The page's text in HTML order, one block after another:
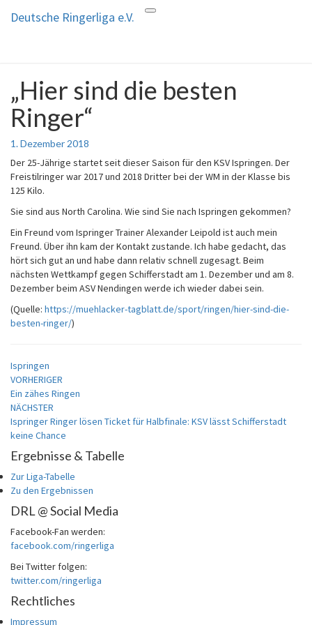
Toggle
Deutsche Ringerliga e.V.
Deutsche Ringerliga e.V.
„Hier
sind
die
besten
Ringer“
„Hier sind die besten
Ringer“
1. Dezember 2018
Der 25-Jährige startet seit dieser Saison für den KSV Ispringen. Der
Freistilringer war 2017 und 2018 Dritter bei der WM in der Klasse bis
125 Kilo.
Sie sind aus North Carolina. Wie sind Sie nach Ispringen gekommen?
Ein Freund vom Ispringer Trainer Alexander Leipold ist auch mein
Freund. Über ihn kam der Kontakt zustande. Ich habe gedacht, das
hört sich gut an und habe dann relativ schnell zugesagt. Beim
nächsten Wettkampf gegen Schifferstadt am 1. Dezember und am 8.
Dezember beim ASV Nendingen werde ich wieder dabei sein.
(Quelle: https://muehlacker-tagblatt.de/sport/ringen/hier-sind-die-
besten-ringer/)
Ispringen
Beitragsnavigation
VORHERIGER
Ein zähes Ringen
NÄCHSTER
Ispringer Ringer lösen Ticket für Halbfinale: KSV lässt Schifferstadt
keine Chance
Ergebnisse & Tabelle
Zur Liga-Tabelle
Zu den Ergebnissen
DRL @ Social Media
Facebook-Fan werden:
facebook.com/ringerliga
Bei Twitter folgen:
twitter.com/ringerliga
Rechtliches
Impressum